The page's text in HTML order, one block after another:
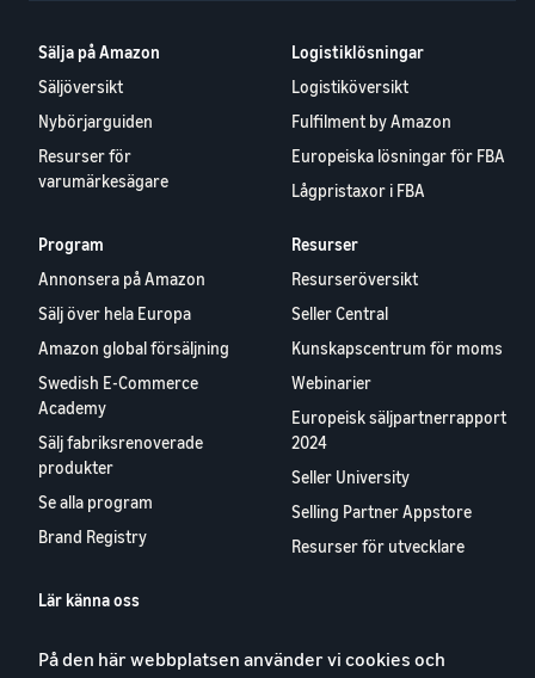
Sälja på Amazon
Säljöversikt
Nybörjarguiden
Resurser för
varumärkesägare
Logistiklösningar
Logistiköversikt
Fulfilment by Amazon
Europeiska lösningar för FBA
Lågpristaxor i FBA
Program
Annonsera på Amazon
Sälj över hela Europa
Amazon global försäljning
Swedish E-Commerce
Academy
Sälj fabriksrenoverade
produkter
Se alla program
Brand Registry
Resurser
Resurseröversikt
Seller Central
Kunskapscentrum för moms
Webinarier
Europeisk säljpartnerrapport
2024
Seller University
Selling Partner Appstore
Resurser för utvecklare
Lär känna oss
Karriärer
På den här webbplatsen använder vi cookies och